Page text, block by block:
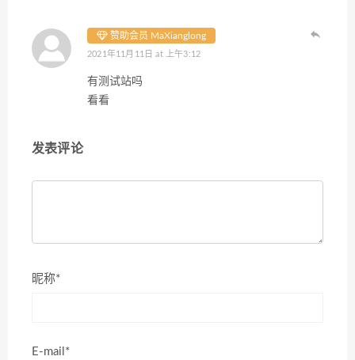
赞助会员 MaXianglong
2021年11月11日 at 上午3:12
有测试站吗
看看
发表评论
昵称*
E-mail*